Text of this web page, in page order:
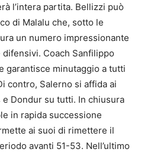
l’intera partita. Bellizzi può
di Malalu che, sotto le
un numero impressionante
Coach Sanfilippo
garantisce minutaggio a tutti
contro, Salerno si affida ai
Dondur su tutti. In chiusura
in rapida successione
ai suoi di rimettere il
avanti 51-53. Nell’ultimo